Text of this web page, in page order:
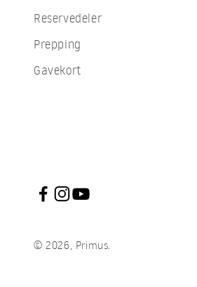
Reservedeler
Prepping
Gavekort
© 2026, Primus.